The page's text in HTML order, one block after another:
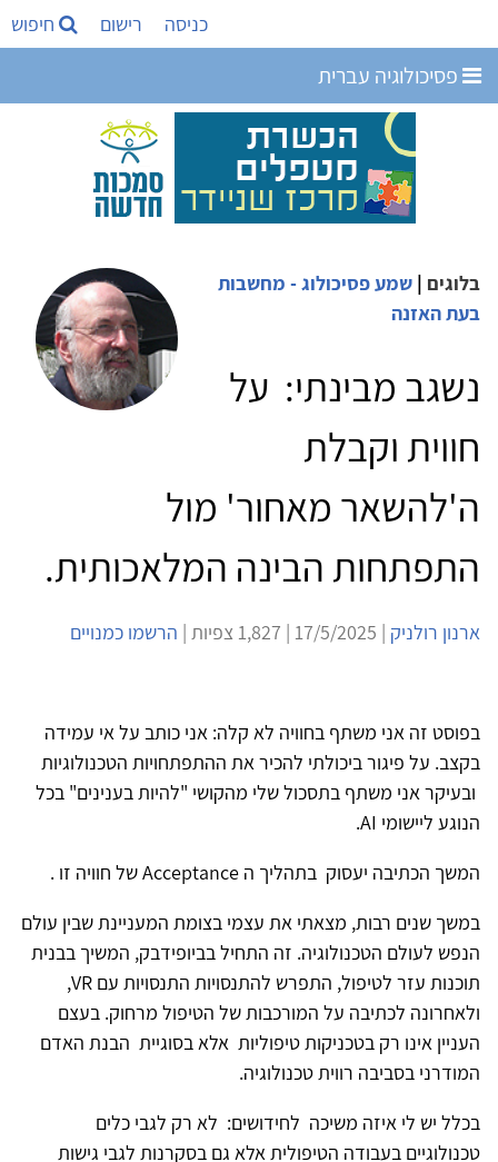
כניסה רישום חיפוש
פסיכולוגיה עברית
בלוגים | שמע פסיכולוג - מחשבות
בעת האזנה
נשגב מבינתי: על
חווית וקבלת
ה'להשאר מאחור' מול
התפתחות הבינה המלאכותית.
ארנון רולניק | 17/5/2025 | 1,827 צפיות | הרשמו כמנויים
בפוסט זה אני משתף בחוויה לא קלה: אני כותב על אי עמידה
בקצב. על פיגור ביכולתי להכיר את ההתפתחויות הטכנולוגיות
ובעיקר אני משתף בתסכול שלי מהקושי "להיות בענינים" בכל
הנוגע ליישומי AI.
המשך הכתיבה יעסוק בתהליך ה Acceptanceשל חוויה זו .
במשך שנים רבות, מצאתי את עצמי בצומת המעניינת שבין עולם
הנפש לעולם הטכנולוגיה. זה התחיל בביופידבק, המשיך בבנית
תוכנות עזר לטיפול, התפרש להתנסויות התנסויות עם VR
,
ולאחרונה לכתיבה על המורכבות של הטיפול מרחוק. בעצם
העניין אינו רק בטכניקות טיפוליות אלא בסוגיית הבנת האדם
המודרני בסביבה רווית טכנולוגיה.
בכלל יש לי איזה משיכה לחידושים: לא רק לגבי כלים
טכנולוגיים בעבודה הטיפולית אלא גם בסקרנות לגבי גישות